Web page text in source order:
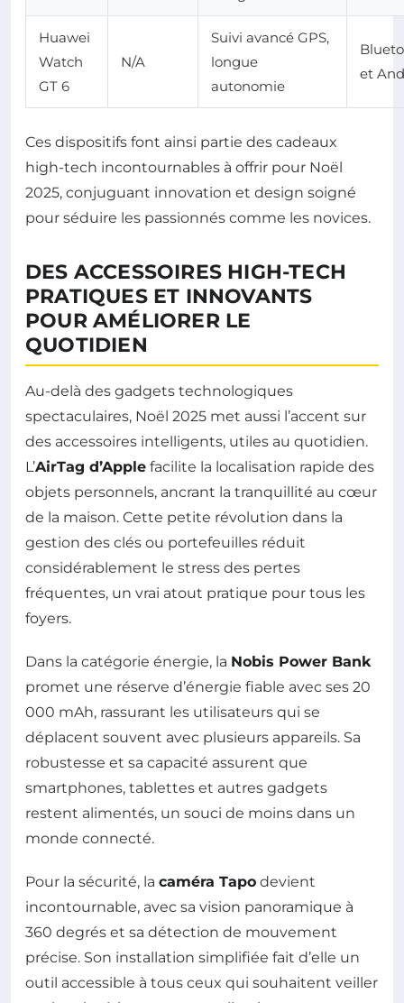
Huawei
Watch
GT 6
N/A
Suivi avancé GPS,
longue
autonomie
et
Ces dispositifs font ainsi partie des cadeaux
high-tech incontournables à offrir pour Noël
2025, conjuguant innovation et design soigné
pour séduire les passionnés comme les novices.
DES ACCESSOIRES HIGH-TECH
PRATIQUES ET INNOVANTS
POUR AMÉLIORER LE
QUOTIDIEN
Au-delà des gadgets technologiques
spectaculaires, Noël 2025 met aussi l’accent sur
des accessoires intelligents, utiles au quotidien.
L’AirTag d’Apple facilite la localisation rapide des
objets personnels, ancrant la tranquillité au cœur
de la maison. Cette petite révolution dans la
gestion des clés ou portefeuilles réduit
considérablement le stress des pertes
fréquentes, un vrai atout pratique pour tous les
foyers.
Dans la catégorie énergie, la Nobis Power Bank
promet une réserve d’énergie fiable avec ses 20
000 mAh, rassurant les utilisateurs qui se
déplacent souvent avec plusieurs appareils. Sa
robustesse et sa capacité assurent que
smartphones, tablettes et autres gadgets
restent alimentés, un souci de moins dans un
monde connecté.
Pour la sécurité, la caméra Tapo devient
incontournable, avec sa vision panoramique à
360 degrés et sa détection de mouvement
précise. Son installation simplifiée fait d’elle un
outil accessible à tous ceux qui souhaitent veiller